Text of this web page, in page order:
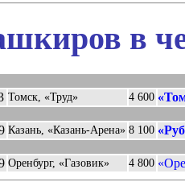
в
Томск, «Труд» 4 600
Казань, «Казань-Арена» 8 100
Оренбург, «Газовик» 4 800